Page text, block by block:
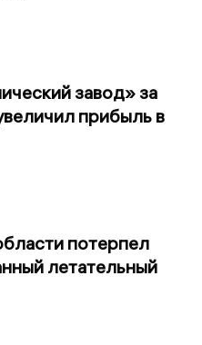
завод» за
прибыль в
потерпел
летательный